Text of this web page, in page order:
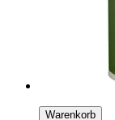
Warenkorb